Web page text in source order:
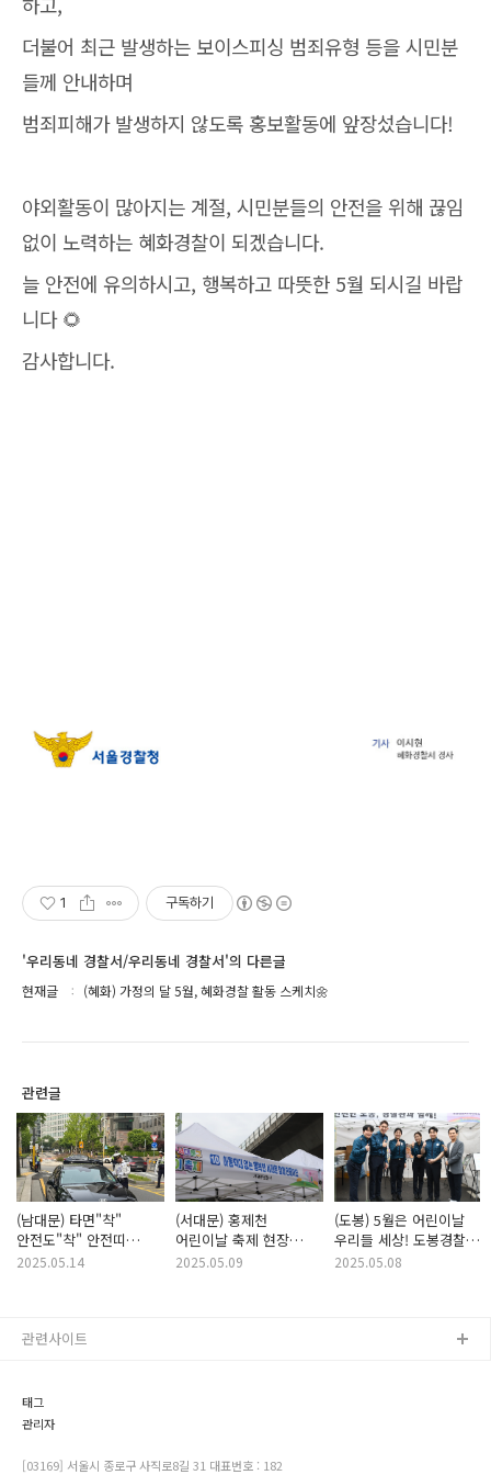
더불어 최근 발생하는 보이스피싱 범죄유형 등을 시민분
들께 안내하며
범죄피해가 발생하지 않도록 홍보활동에 앞장섰습니다!
야외활동이 많아지는 계절, 시민분들의 안전을 위해 끊임
없이 노력하는 혜화경찰이 되겠습니다.
늘 안전에 유의하시고, 행복하고 따뜻한 5월 되시길 바랍
니다 🌻
감사합니다.
1 구독하기
'우리동네 경찰서/우리동네 경찰서'의 다른글
현재글 (혜화) 가정의 달 5월, 혜화경찰 활동 스케치🌼
관련글
(남대문) 타면"착"
안전도"착" 안전띠
일상화를 위한 교통안전
2025.05.14
(서대문) 홍제천
어린이날 축제 현장
속으로 🎈
2025.05.09
(도봉) 5월은 어린이날
우리들 세상! 도봉경찰과
함께하는 어린이날 행사!
2025.05.08
태그
관리자
[03169] 서울시 종로구 사직로8길 31 대표번호 : 182
관련사이트